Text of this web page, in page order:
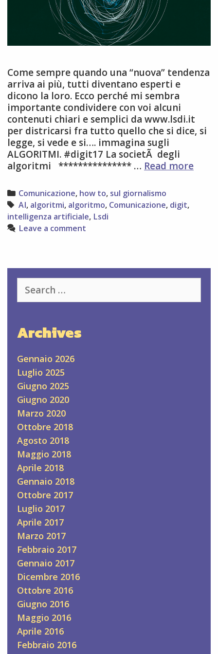
Come sempre quando una “nuova” tendenza
arriva ai più, tutti diventano esperti e
dicono la loro. Ecco perché mi sembra
importante condividere con voi alcuni
contenuti chiari e semplici da www.lsdi.it
per districarsi fra tutto quello che si dice, si
legge, si vede e si…. immagina sugli
ALGORITMI. #digit17 La societÃ degli
algoritmi *************** … Read more
Categories
Comunicazione, how to, sul giornalismo
Tags
AI, algoritmi, algoritmo, Comunicazione, digit,
intelligenza artificiale, Lsdi
Leave a comment
for:
Archives
Gennaio 2026
Luglio 2025
Giugno 2025
Giugno 2020
Marzo 2020
Ottobre 2018
Agosto 2018
Maggio 2018
Aprile 2018
Gennaio 2018
Ottobre 2017
Luglio 2017
Aprile 2017
Marzo 2017
Febbraio 2017
Gennaio 2017
Dicembre 2016
Ottobre 2016
Giugno 2016
Maggio 2016
Aprile 2016
Febbraio 2016